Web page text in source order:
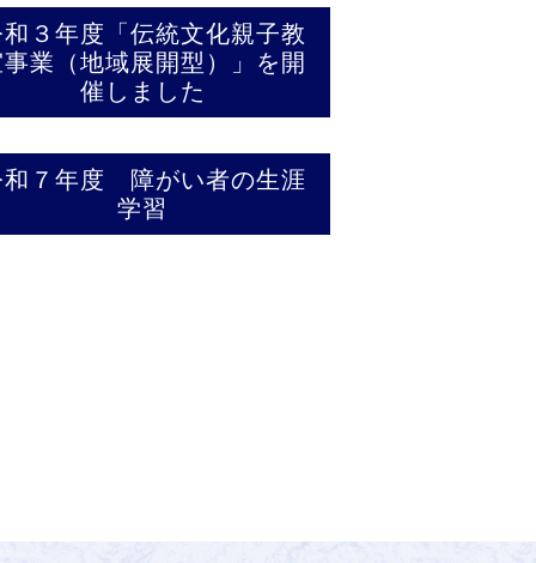
３年度「伝統文化親子教
業（地域展開型）」を開
催しました
和７年度 障がい者の生涯
学習